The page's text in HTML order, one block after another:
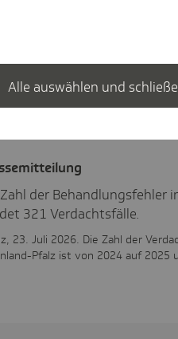
der Behandlungsfehler
321 Verdachtsfälle.
23. Juli 2026. Die Zahl der
Pfalz ist von 2024 auf 2025
Alle auswählen und